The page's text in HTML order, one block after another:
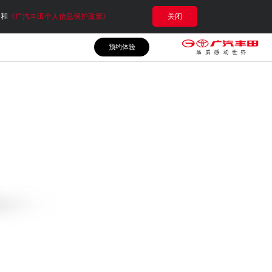
《广汽丰田个人信息保护政策》 关闭
预约体验